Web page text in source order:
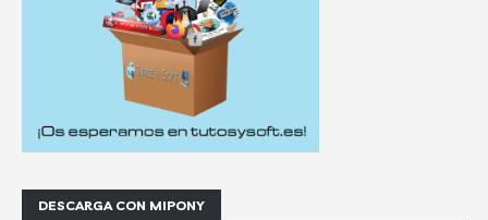
DESCARGA CON MIPONY